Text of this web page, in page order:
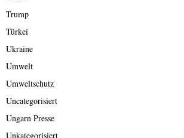
Trump
Türkei
Ukraine
Umwelt
Umweltschutz
Uncategorisiert
Ungarn Presse
Unkategorisiert